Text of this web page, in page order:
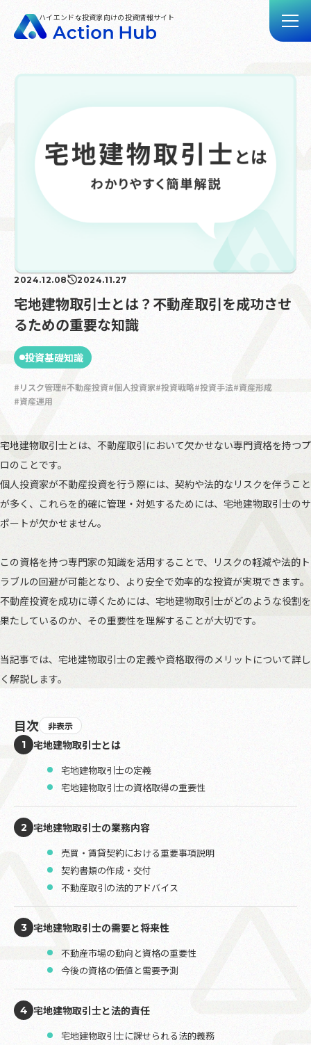
ハイエンドな投資家向けの投資情報サイト
Action Hubとは
お問い合わせ
2024.12.08 2024.11.27
宅地建物取引士とは？不動産取引を成功させ
るための重要な知識
投資基礎知識
リスク管理 不動産投資 個人投資家 投資戦略 投資手法 資産形成
資産運用
宅地建物取引士とは、不動産取引において欠かせない専門資格を持つプ
ロのことです。
個人投資家が不動産投資を行う際には、契約や法的なリスクを伴うこと
が多く、これらを的確に管理・対処するためには、宅地建物取引士のサ
ポートが欠かせません。
この資格を持つ専門家の知識を活用することで、リスクの軽減や法的ト
ラブルの回避が可能となり、より安全で効率的な投資が実現できます。
不動産投資を成功に導くためには、宅地建物取引士がどのような役割を
果たしているのか、その重要性を理解することが大切です。
当記事では、宅地建物取引士の定義や資格取得のメリットについて詳し
く解説します。
目次 非表示
1 宅地建物取引士とは
宅地建物取引士の定義
宅地建物取引士の資格取得の重要性
2 宅地建物取引士の業務内容
売買・賃貸契約における重要事項説明
契約書類の作成・交付
不動産取引の法的アドバイス
3 宅地建物取引士の需要と将来性
不動産市場の動向と資格の重要性
今後の資格の価値と需要予測
4 宅地建物取引士と法的責任
宅地建物取引士に課せられる法的義務